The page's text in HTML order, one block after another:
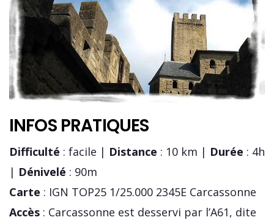
INFOS PRATIQUES
Difficulté : facile | Distance : 10 km | Durée : 4h
| Dénivelé : 90m
Carte : IGN TOP25 1/25.000 2345E Carcassonne
Accès : Carcassonne est desservi par l’A61, dite